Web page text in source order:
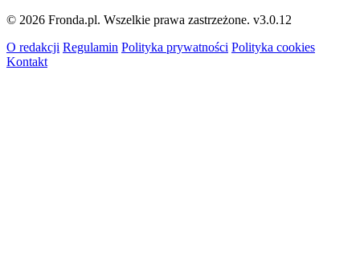
© 2026 Fronda.pl. Wszelkie prawa zastrzeżone. v3.0.12
O redakcji Regulamin Polityka prywatności Polityka cookies
Kontakt